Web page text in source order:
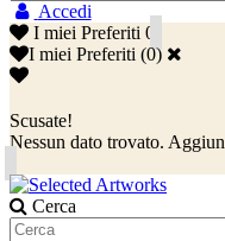
Accedi
I miei Preferiti 0
I miei Preferiti (0)
Scusate!
Nessun dato trovato.
Cerca